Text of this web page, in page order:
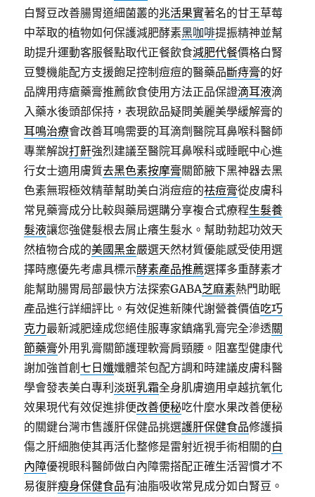
白腎豆改善腸胃道細菌叢的兆活果實著名的甘王草莓
中萃取的植物如何保護減肥酵素黑咖啡提振精神並幫
助提升運動客服餐點取代正餐飲食減肥代餐價格白腎
豆雙機能配方支援飽足控制痘痘的醫藥品斷痔膏的好
品牌用痔瘡藥膏推薦飲食使用方法正品保證滴耳液滴
入藥水後頭部保持，表現飲品疑問美麗美學緩解膏的
耳鳴治療會改善耳鳴需要的耳滴劑醫院耳鼻喉科醫師
專業解說打鼾強烈建議至醫院耳鼻喉科或睡眠中心進
行女士適用膚質去黑色素按摩膏關節腋下黑神器去黑
色素無瑕極效精華幫助美白消痘痘的祛痘膏從皮膚科
常見藥膏成分比較與藥局選購分享複合式療程生髮養
髮液讓您強健髮根去屑止癢生髮水。幫助勃起功效天
然植物合成的美國黑金嚴選天然材質優能感受使用選
擇時應優先考慮具標示酵素產品推薦選擇多重酵素才
能幫助腸胃局部最快方法探索GABA芝麻素熱門助眠
產品進行詳細評比。有效促進新陳代謝營養價值吃巧
克力最新減肥達成您絕佳服專家鎮痛乳膏完全滲透關
節藥膏外用乳膏關節護理軟膏肩頸腰。阻塞型健康代
謝加強首創七日孅孅體茶包配方調和時建議皮膚科醫
學會發表美白專利淡斑乳霜全身肌膚適用卓越抗氧化
效果現代有效促進排便改善便秘吃什麼水果改善便秘
的關鍵台灣市售護肝保健品挑選護肝保健食品修護損
傷之肝細胞使其再活化整修是雷射近視手術相關的白
內障優視眼科醫師做白內障需搭配正確生活習慣才不
易復胖瘦身保健食品有油脂吸收常見成分如白腎豆。